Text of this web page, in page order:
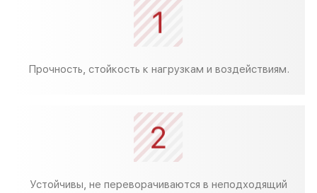
Прочность, стойкость к нагрузкам и воздействиям.
Устойчивы, не переворачиваются в неподходящий